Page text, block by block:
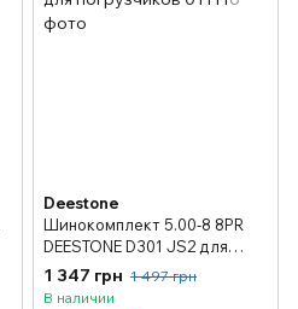
Deestone
Шинокомплект 5.00-8 8PR
DEESTONE D301 JS2 для
погрузчиков
1 347 грн 1 497 грн
В наличии